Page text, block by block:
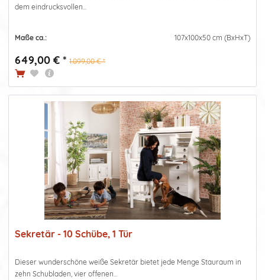
dem eindrucksvollen...
Maße ca.: 107x100x50 cm (BxHxT)
649,00 € * 1.099,00 € *
Sekretär - 10 Schübe, 1 Tür
Dieser wunderschöne weiße Sekretär bietet jede Menge Stauraum in
zehn Schubladen, vier offenen...